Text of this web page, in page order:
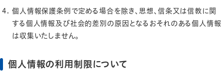
個人情報保護条例で定める場合を除き、思想、信条又は信教に関
する個人情報及び社会的差別の原因となるおそれのある個人情報
は収集いたしません。
個人情報の利用制限について